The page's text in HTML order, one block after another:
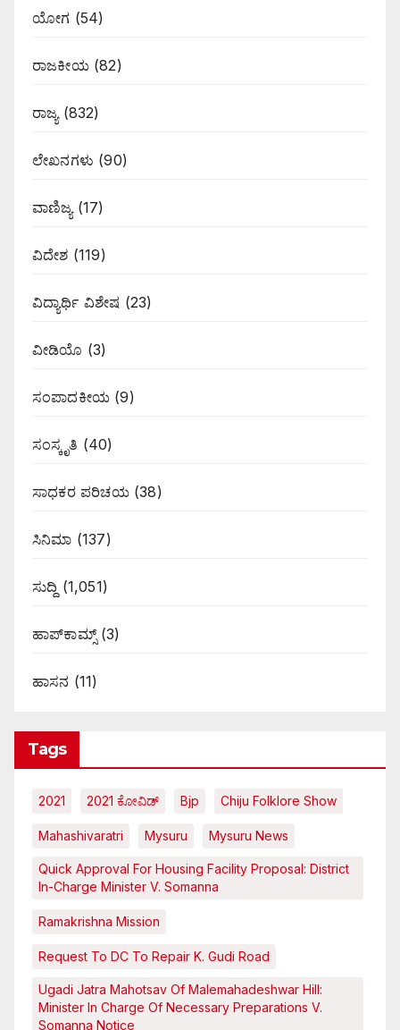
ಯೋಗ (54)
ರಾಜಕೀಯ(82)
ರಾಜ್ಯ(832)
ಲೇಖನಗಳು (90)
ವಾಣಿಜ್ಯ(17)
ವಿದೇಶ (119)
ವಿದ್ಯಾರ್ಥಿ ವಿಶೇಷ (23)
ವೀಡಿಯೊ (3)
ಸಂಪಾದಕೀಯ (9)
ಸಂಸ್ಕೃತಿ (40)
ಸಾಧಕರ ಪರಿಚಯ(38)
ಸಿನಿಮಾ (137)
ಸುದ್ದಿ (1,051)
ಹಾಪ್‌ಕಾಮ್ಸ್‌(3)
ಹಾಸನ (11)
Tags
2021 2021 ಕೋವಿಡ್‌ Bjp Chiju Folklore Show
Mahashivaratri Mysuru Mysuru News
Quick Approval For Housing Facility Proposal: District
In-Charge Minister V. Somanna
Ramakrishna Mission
Request To DC To Repair K. Gudi Road
Ugadi Jatra Mahotsav Of Malemahadeshwar Hill:
Minister In Charge Of Necessary Preparations V.
Somanna Notice